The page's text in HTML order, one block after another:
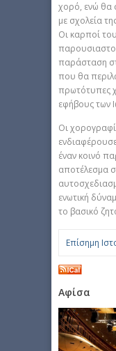
χορό, ενώ θα
με σχολεία
Οι καρποί
παράσταση
που θα
πρωτότυπες
εφήβους των
Οι
έναν κοινό
αποτέλεσμα
ενωτική
το βασικό
Επίσημη
Αφίσα